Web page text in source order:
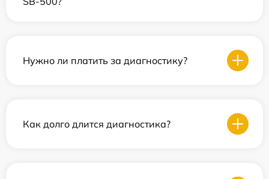
Нужно ли платить за диагностику?
Как долго длится диагностика?